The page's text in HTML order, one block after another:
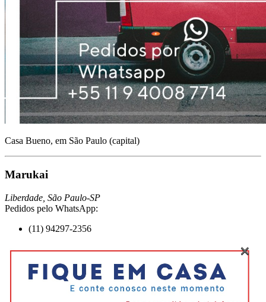
Casa Bueno, em São Paulo (capital)
Marukai
Liberdade, São Paulo-SP
Pedidos pelo WhatsApp:
(11) 94297-2356